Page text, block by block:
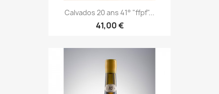
Calvados 20 ans 41° "ffpf"...
41,00 €